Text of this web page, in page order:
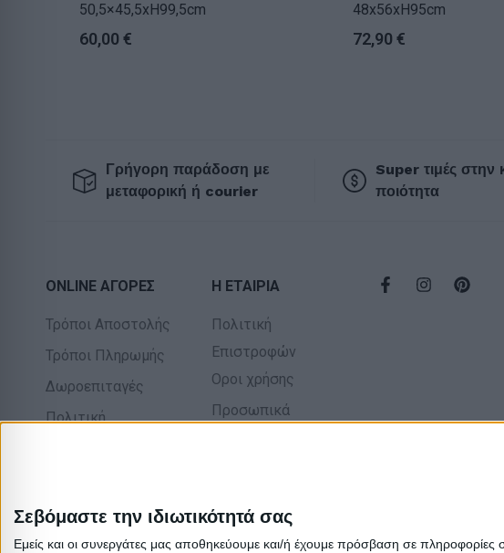
Σεβόμαστε την ιδιωτικότητά σας
Εμείς και οι συνεργάτες μας αποθηκεύουμε και/ή έχουμε πρόσβαση σε
50,5×45,5xH99,5cm
60,00 €
48x56xH95cm
72,90 €
Γρήγορη παράδοση με
μεταφορική ή courier
Super τιμές στην
ποιότητα
ONLINE ΑΓΟΡΕΣ
Τρόποι Αποστολής
Τρόποι Πληρωμής
Δωροεπιταγές
Πολιτική
Η ΕΤΑΙΡΙΑ
Πολιτική
Επιστροφών
Οροι χρήσης
Προσωπικά